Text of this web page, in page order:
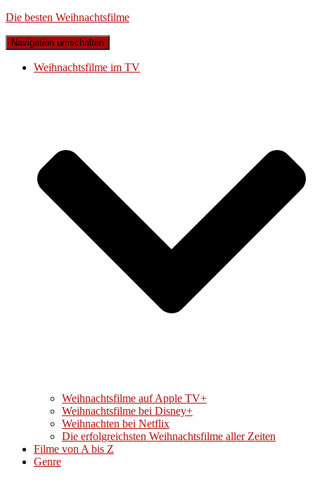
Die besten Weihnachtsfilme
Navigation umschalten
Weihnachtsfilme im TV
Weihnachtsfilme auf Apple TV+
Weihnachtsfilme bei Disney+
Weihnachten bei Netflix
Die erfolgreichsten Weihnachtsfilme aller Zeiten
Filme von A bis Z
Genre